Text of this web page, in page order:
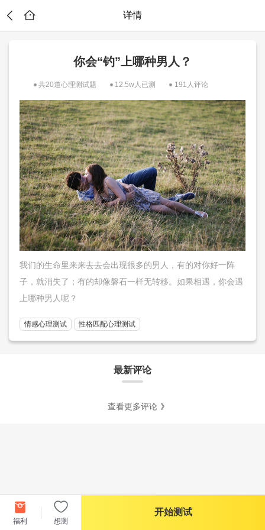
详情
你会“钓”上哪种男人？
共20道心理测试题 12.5w人已测 191人评论
我们的生命里来来去去会出现很多的男人，有的对你好一阵
子，就消失了；有的却像磐石一样无转移。如果相遇，你会遇
上哪种男人呢？
情感心理测试 性格匹配心理测试
最新评论
查看更多评论
福利 想测
开始测试